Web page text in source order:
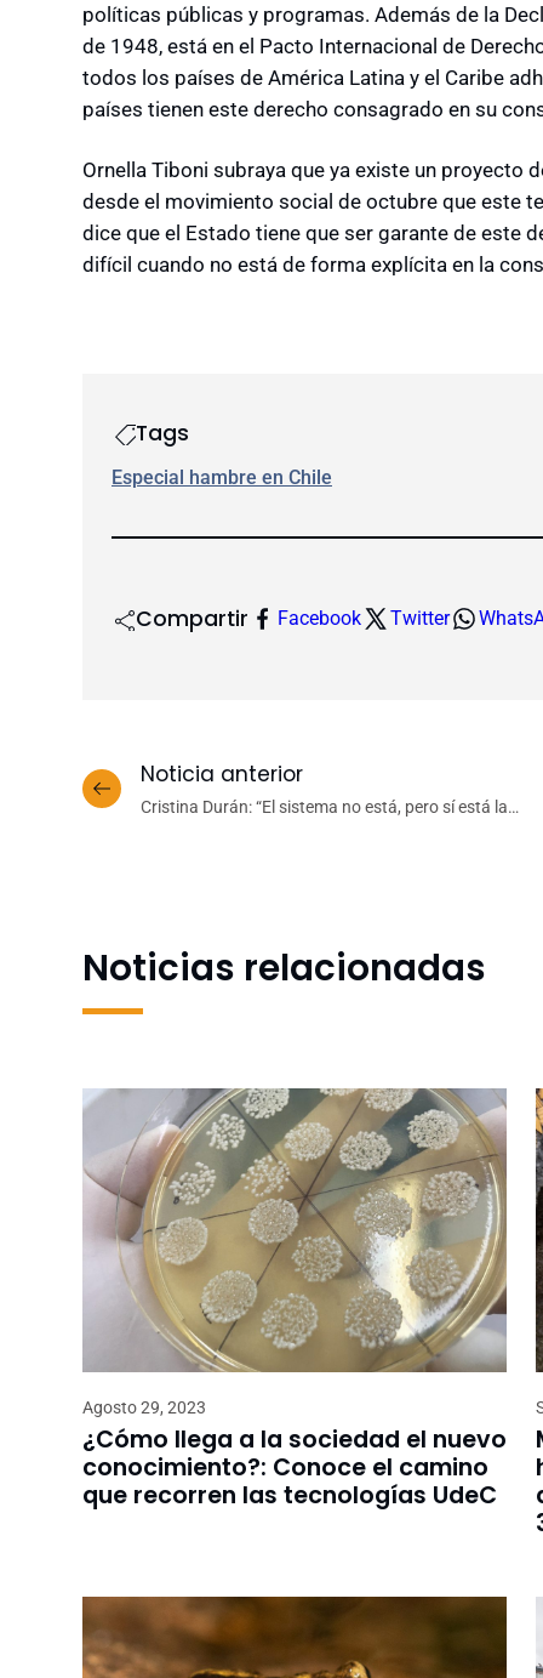
políticas públicas y programas. Además de la
de 1948, está en el Pacto Internacional de
todos los países de América Latina y el Caribe
países tienen este derecho consagrado en su
Ornella Tiboni subraya que ya existe un proyecto
desde el movimiento social de octubre que este
dice que el Estado tiene que ser garante de este
difícil cuando no está de forma explícita en la
Tags
Especial hambre en Chile
Compartir Facebook Twitter
Noticia anterior
Cristina Durán: “El sistema no está, pero sí está la
Noticias relacionadas
Agosto 29, 2023
¿Cómo llega a la sociedad el nuevo
conocimiento?: Conoce el camino
que recorren las tecnologías UdeC